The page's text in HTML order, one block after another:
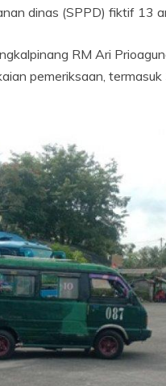
dinas (SPPD) fiktif 13
RM Ari
pemeriksaan,